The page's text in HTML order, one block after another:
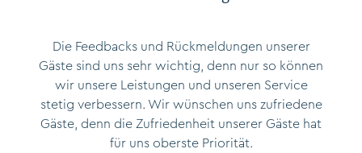
Die Feedbacks und Rückmeldungen unserer
Gäste sind uns sehr wichtig, denn nur so können
wir unsere Leistungen und unseren Service
stetig verbessern. Wir wünschen uns zufriedene
Gäste, denn die Zufriedenheit unserer Gäste hat
für uns oberste Priorität.